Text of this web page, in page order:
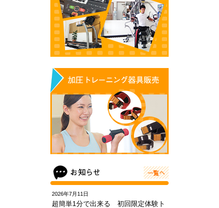
2026年7月11日
超簡単1分で出来る 初回限定体験ト